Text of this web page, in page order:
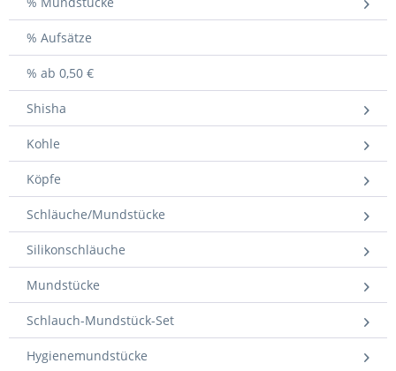
% Aufsätze
% ab 0,50 €
Shisha
Kohle
Köpfe
Schläuche/Mundstücke
Silikonschläuche
Mundstücke
Schlauch-Mundstück-Set
Hygienemundstücke